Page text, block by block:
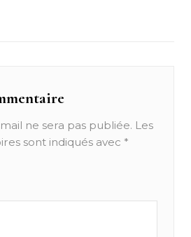
ne sera pas publiée. Les
sont indiqués avec *